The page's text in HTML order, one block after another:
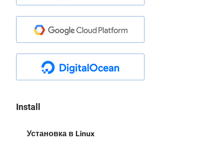
Install
Установка в Linux